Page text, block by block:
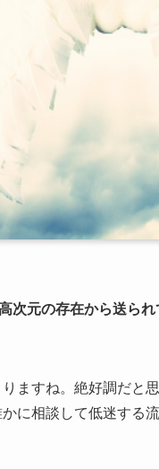
高次元の存在から送ら
ますね。絶好調だと
に相談して低迷する